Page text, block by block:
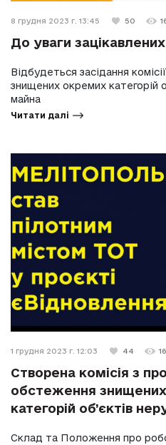
8 грудня 2023 г. 13:45 50
До уваги
Відбудеться засідання
знищених окремих категорій
майна
Читати далі
1 грудня 2023 г. 12:03 44
Створена комісія з
обстеження
категорій об’єктів
Склад та Положення про